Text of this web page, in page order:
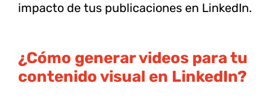
impacto de tus publicaciones en LinkedIn.
¿Cómo generar videos para tu
contenido visual en LinkedIn?